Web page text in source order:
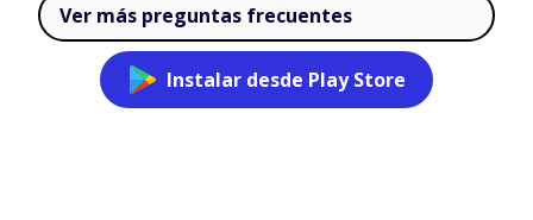
Ver más preguntas frecuentes
Instalar desde Play Store